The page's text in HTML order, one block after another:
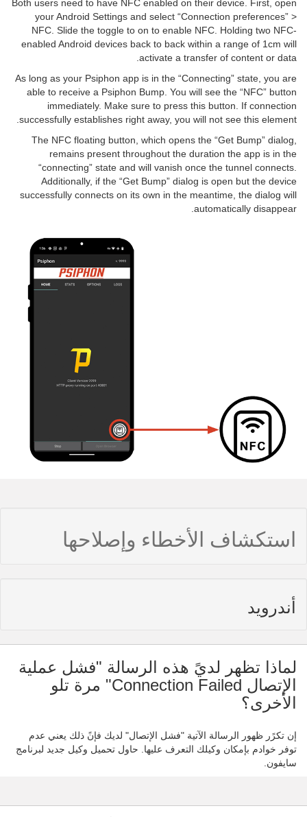
Both users need to have NFC enabled on their device. First, open
your Android Settings and select “Connection preferences” >
NFC. Slide the toggle to on to enable NFC. Holding two NFC-
enabled Android devices back to back within a range of 1cm will
activate a transfer of content or data.
As long as your Psiphon app is in the “Connecting” state, you are
able to receive a Psiphon Bump. You will see the “NFC” button
immediately. Make sure to press this button. If connection
successfully establishes right away, you will not see this element.
The NFC floating button, which opens the “Get Bump” dialog,
remains present throughout the duration the app is in the
“connecting” state and will vanish once the tunnel connects.
Additionally, if the “Get Bump” dialog is open but the device
successfully connects on its own in the meantime, the dialog will
automatically disappear.
استكشاف الأخطاء وإصلاحها
أندرويد
لماذا تظهر لديً هذه الرسالة "فشل عملية
الإتصال Connection Failed" مرة تلو
الأخرى؟
إن تكرًر ظهور الرسالة الآتية "فشل الإتصال" لديك فإنً ذلك يعني عدم
توفر خوادم بإمكان وكيلك التعرف عليها. حاول تحميل وكيل جديد لبرنامج
سايفون.